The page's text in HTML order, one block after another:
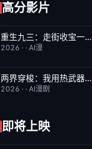
高分影片
完结 10.0重生九三：走街收宝一路狂飙
2026 · · AI漫
完结 10.0两界穿梭：我用热武器物理横推修真界
2026 · · AI漫剧
即将上映